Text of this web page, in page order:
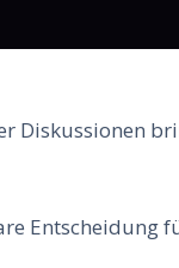
Diskussionen
Entscheidung